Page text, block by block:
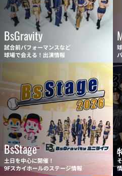
BsGravity
試合前パフォーマンスなど
球場で会える！出演情報
BsStage
土日を中心に開催！
9Fスカイホールのステージ情報